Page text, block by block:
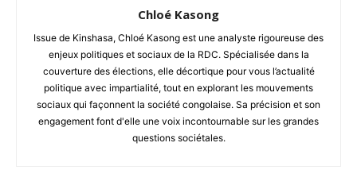
Chloé Kasong
Issue de Kinshasa, Chloé Kasong est une analyste rigoureuse des
enjeux politiques et sociaux de la RDC. Spécialisée dans la
couverture des élections, elle décortique pour vous l’actualité
politique avec impartialité, tout en explorant les mouvements
sociaux qui façonnent la société congolaise. Sa précision et son
engagement font d'elle une voix incontournable sur les grandes
questions sociétales.